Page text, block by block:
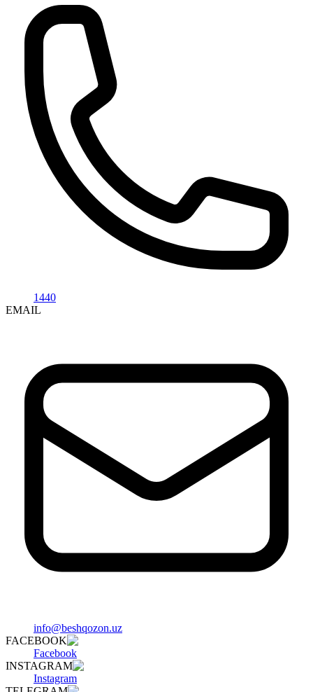
1440
EMAIL
info@beshqozon.uz
FACEBOOK
Facebook
INSTAGRAM
Instagram